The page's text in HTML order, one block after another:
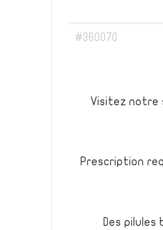
#360070
Visitez notre
Prescription
Des pilules